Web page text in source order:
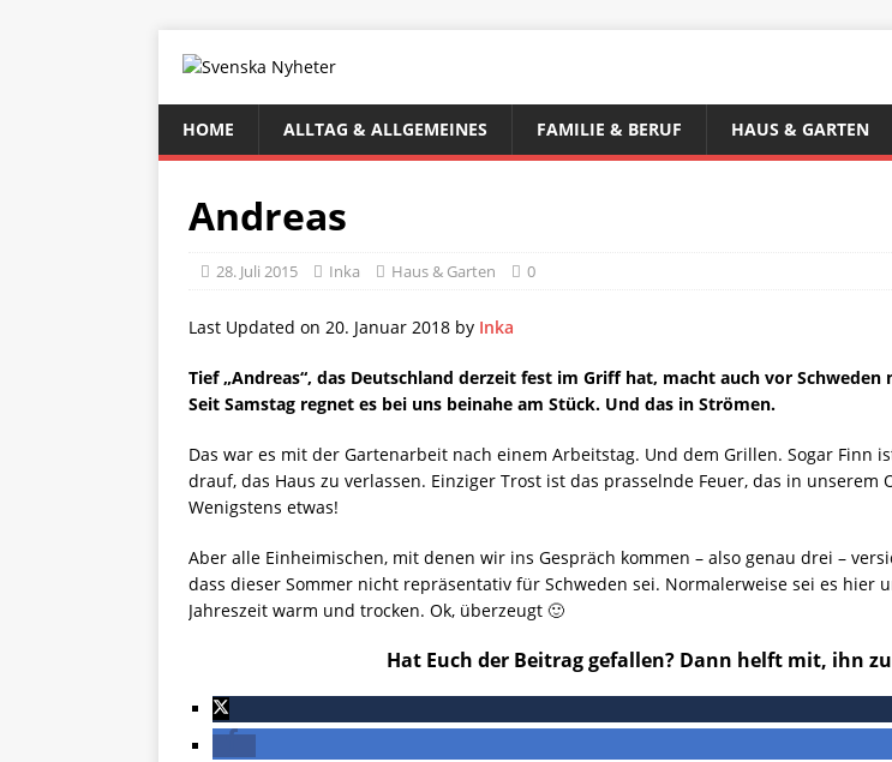
HOME ALLTAG & ALLGEMEINES FAMILIE & BERUF HAUS & GARTEN
Andreas
28. Juli 2015 Inka Haus & Garten 0
Last Updated on 20. Januar 2018 by Inka
Tief „Andreas“, das Deutschland derzeit fest im Griff hat, macht auch vor Schweden
Seit Samstag regnet es bei uns beinahe am Stück. Und das in Strömen.
Das war es mit der Gartenarbeit nach einem Arbeitstag. Und dem Grillen. Sogar Finn
drauf, das Haus zu verlassen. Einziger Trost ist das prasselnde Feuer, das in unserem
Wenigstens etwas!
Aber alle Einheimischen, mit denen wir ins Gespräch kommen – also genau drei –
dass dieser Sommer nicht repräsentativ für Schweden sei. Normalerweise sei es hier
Jahreszeit warm und trocken. Ok, überzeugt 🙂
Hat Euch der Beitrag gefallen? Dann helft mit, ihn